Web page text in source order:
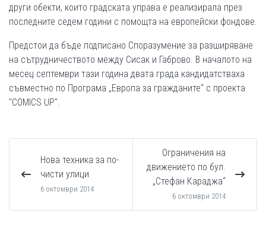
други обекти, които градската управа е реализирала през
последните седем години с помощта на европейски фондове.
Предстои да бъде подписано Споразумение за разширяване
на сътрудничеството между Сисак и Габрово. В началото на
месец септември тази година двата града кандидатстваха
съвместно по Програма „Европа за гражданите“ с проекта
"COMICS UP".
Нова техника за по-
чисти улици
6 октомври 2014
Ограничения на
движението по бул.
„Стефан Караджа“
6 октомври 2014